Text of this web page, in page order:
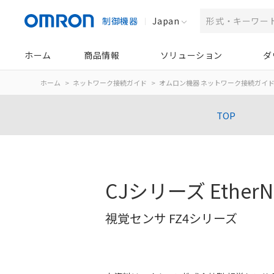
制御機器 Japan
ホーム 商品情報 ソリューション
ホーム ネットワーク接続ガイド オムロン機器 ネットワーク接続ガイ
TOP
CJシリーズ
視覚センサ FZ4シリーズ